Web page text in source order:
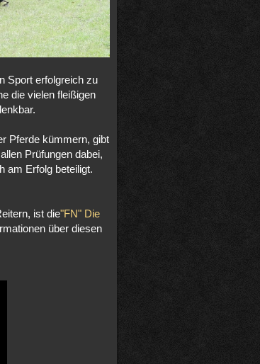
Sport erfolgreich zu
die vielen fleißigen
Pferde kümmern, gibt
Prüfungen dabei,
am Erfolg beteiligt.
ist die"FN" Die
über diesen